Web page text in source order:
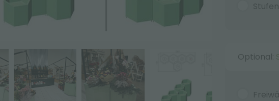
Optional: